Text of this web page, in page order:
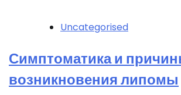
Uncategorised
Симптоматика и
возникновения липомы